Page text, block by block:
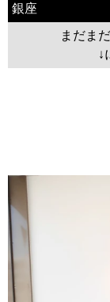
銀座
まだま
↓